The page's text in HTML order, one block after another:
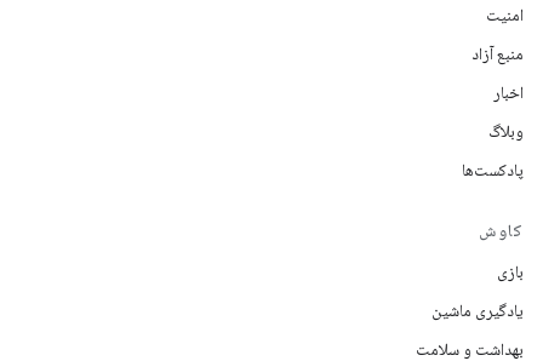
امنیت
منبع آزاد
اخبار
وبلاگ
پادکست‌ها
کاوش
بازی
یادگیری ماشین
بهداشت و سلامت